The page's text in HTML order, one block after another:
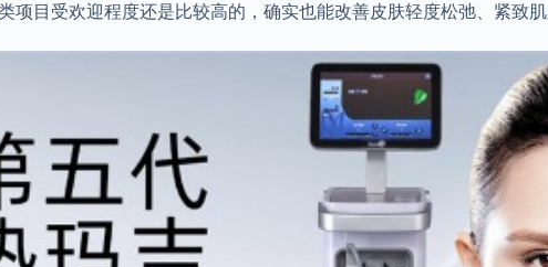
项目受欢迎程度还是比较高的，确实也能改善皮肤轻度松弛、紧致